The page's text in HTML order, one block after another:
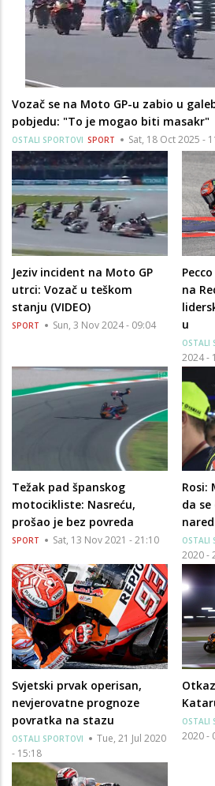
Vozač se na Moto GP-u zabio u
pobjedu: "To je mogao biti masakr"
OSTALI SPORTOVI SPORT Sat, 18 Oct 2025 -
Jeziv incident na Moto GP
utrci: Vozač u teškom
stanju (VIDEO)
SPORT Sun, 3 Nov 2024 - 09:04
na
u
OSTALI
2024 -
Težak pad španskog
motocikliste: Nasreću,
prošao je bez povreda
SPORT Sat, 13 Nov 2021 - 21:10
Rosi:
da
OSTALI
2020 -
Svjetski prvak operisan,
nevjerovatne prognoze
povratka na stazu
OSTALI SPORTOVI
Tue, 21 Jul 2020
- 15:18
OSTALI
2020 -